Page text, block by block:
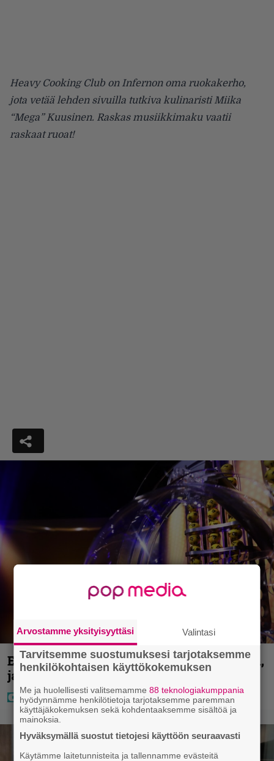
Heavy Cooking Club on Infernon oma ruokakerho,
jota vetää lehden sivuilla tutkiva kulinaristi Miika
“Mega” Kuusinen. Raskas musiikkimaku vaatii
raskaat ruoat!
Eurojackpotissa poksahti 32,7 miljoonaa,
ja tänne Suomen isoin voitto meni
Arvostamme yksityisyyttäsi Valintasi
Tarvitsemme suostumuksesi tarjotaksemme
henkilökohtaisen käyttökokemuksen
Me ja huolellisesti valitsemamme88 teknologiakumppania
hyödynnämme henkilötietoja tarjotaksemme paremman
käyttäjäkokemuksen sekä kohdentaaksemme sisältöä ja
mainoksia.
Hyväksymällä suostut tietojesi käyttöön seuraavasti
Käytämme laitetunnisteita ja tallennamme evästeitä